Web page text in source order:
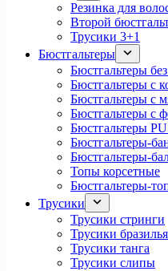
Резинка для
Второй
Трусики 3+1
Бюстгальтеры
Бюстгальтеры
Бюстгальтеры с
Бюстгальтеры с
Бюстгальтеры с
Бюстгальтеры
Бюстгальтеры-
Бюстгальтеры-
Топы корсетные
Бюстгальтеры-
Трусики
Трусики стринги
Трусики
Трусики танга
Трусики слипы